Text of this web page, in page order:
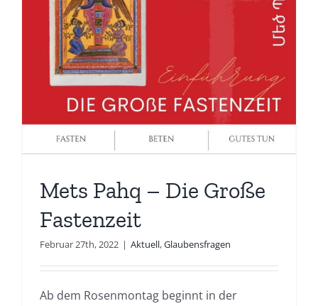
Mets Pahq – Die Große
Fastenzeit
Februar 27th, 2022 | Aktuell,Glaubensfragen
Ab dem Rosenmontag beginnt in der